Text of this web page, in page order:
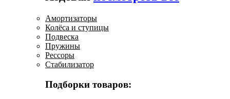
Амортизаторы
Колёса и ступицы
Подвеска
Пружины
Рессоры
Стабилизатор
Подборки товаров: